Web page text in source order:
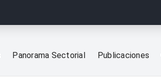
Panorama Sectorial Publicaciones